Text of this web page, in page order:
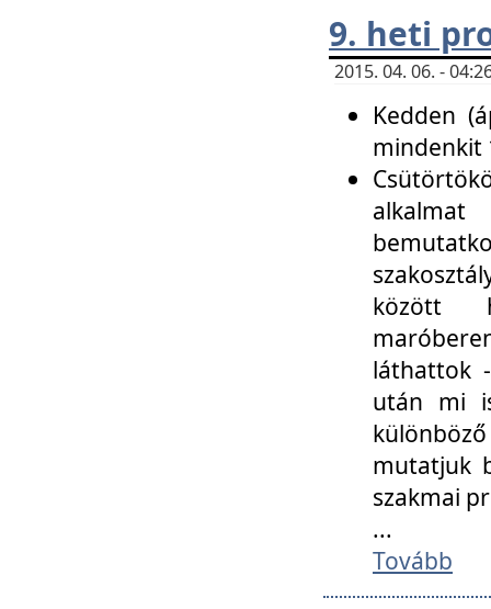
9. heti
2015. 04. 06. -
Kedden
mindenkit
között
láthattok
után mi
mutatjuk
szakmai
...
Tovább